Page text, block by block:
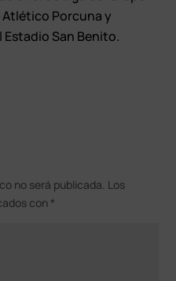
Atlético Porcuna y
Estadio San Benito.
no será publicada. Los
con *